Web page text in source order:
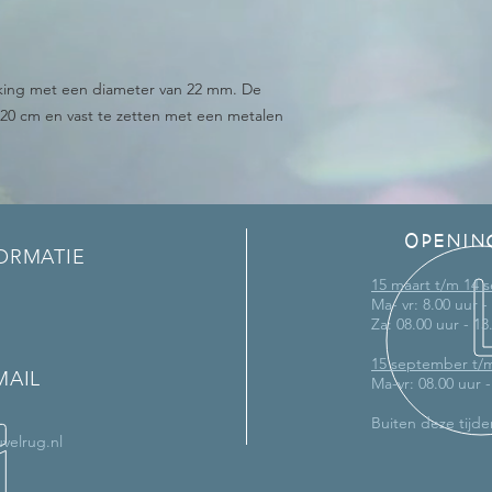
met een diameter van 22 mm. De
cm en vast te zetten met een metalen
15 maart t/m 14
Ma- vr: 8.00 uur -
Za: 08.00 uur -
15 september t/
Ma-vr: 08.00 uur
Buiten deze